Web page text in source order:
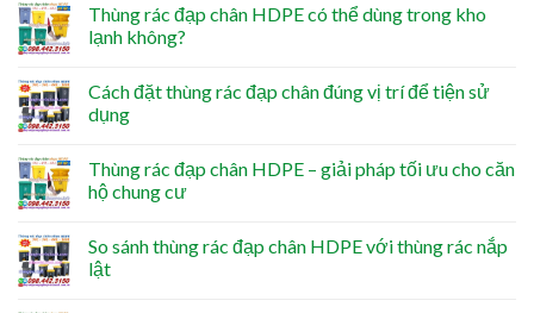
Thùng rác đạp chân HDPE có thể dùng trong kho
lạnh không?
Cách đặt thùng rác đạp chân đúng vị trí để tiện sử
dụng
Thùng rác đạp chân HDPE – giải pháp tối ưu cho căn
hộ chung cư
So sánh thùng rác đạp chân HDPE với thùng rác nắp
lật